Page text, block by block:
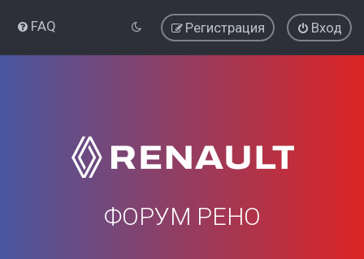
FAQ Вход
Регистрация
ФОРУМ РЕНО